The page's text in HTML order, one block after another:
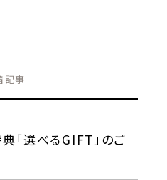
記事
「選べるGIFT」のご